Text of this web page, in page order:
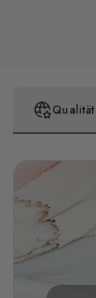
Qualität